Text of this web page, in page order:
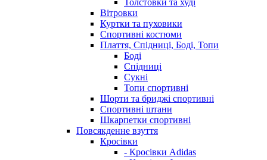
Толстовки та худі
Вітровки
Куртки та пуховики
Спортивні костюми
Плаття, Спідниці, Боді, Топи
Боді
Спідниці
Сукні
Топи спортивні
Шорти та бриджі спортивні
Спортивні штани
Шкарпетки спортивні
Повсякденне взуття
Кросівки
- Кросівки Adidas